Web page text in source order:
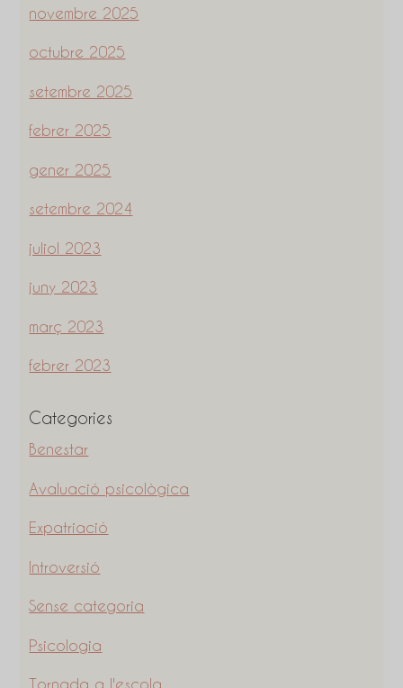
novembre 2025
octubre 2025
setembre 2025
febrer 2025
gener 2025
setembre 2024
juliol 2023
juny 2023
març 2023
febrer 2023
Categories
Benestar
Avaluació psicològica
Expatriació
Introversió
Sense categoria
Psicologia
Tornada a l'escola